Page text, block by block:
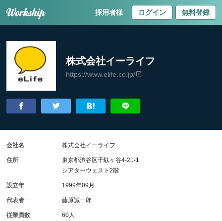
採用者様 ログイン 無料登録
株式会社イーライフ
https://www.elife.co.jp/
会社名 株式会社イーライフ
住所
東京都渋谷区千駄ヶ谷4-21-1
シアターウェスト2階
設立年 1999年09月
代表者 藤原誠一郎
従業員数 60人